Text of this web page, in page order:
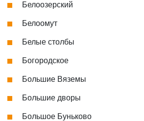
Белоозерский
Белоомут
Белые столбы
Богородское
Большие Вяземы
Большие дворы
Большое Буньково